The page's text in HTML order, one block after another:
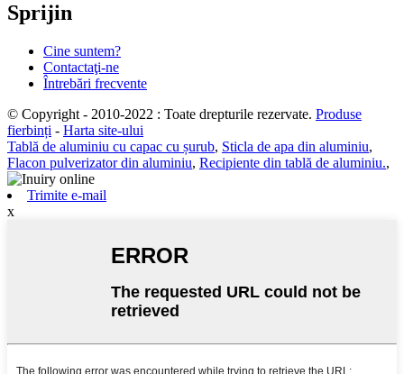
Sprijin
Cine suntem?
Contactaţi-ne
Întrebări frecvente
© Copyright - 2010-2022 : Toate drepturile rezervate. Produse
fierbinți - Harta site-ului
Tablă de aluminiu cu capac cu șurub, Sticla de apa din aluminiu,
Flacon pulverizator din aluminiu, Recipiente din tablă de aluminiu.,
Trimite e-mail
x